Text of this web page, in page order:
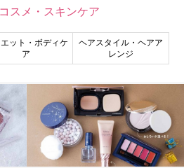
スメ・スキンケア
ット・ボディケ
ア
ヘアスタイル・ヘアア
レンジ